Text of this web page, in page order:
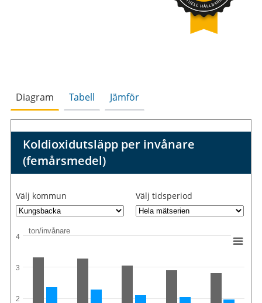
Diagram Tabell Jämför
Koldioxidutsläpp per invånare
(femårsmedel)
Välj kommun Välj tidsperiod
ton/invånare
2
3
4